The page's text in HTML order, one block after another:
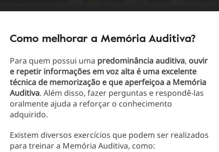
Como melhorar a Memória Auditiva?
Para quem possui uma predominância auditiva, ouvir
e repetir informações em voz alta é uma excelente
técnica de memorização e que aperfeiçoa a Memória
Auditiva. Além disso, fazer perguntas e respondê-las
oralmente ajuda a reforçar o conhecimento
adquirido.
Existem diversos exercícios que podem ser realizados
para treinar a Memória Auditiva, como: